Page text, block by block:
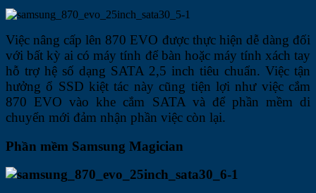
Việc nâng cấp lên 870 EVO được thực hiện dễ dàng đối
với bất kỳ ai có máy tính để bàn hoặc máy tính xách tay
hỗ trợ hệ số dạng SATA 2,5 inch tiêu chuẩn. Việc tận
hưởng ổ SSD kiệt tác này cũng tiện lợi như việc cắm
870 EVO vào khe cắm SATA và để phần mềm di
chuyển mới đảm nhận phần việc còn lại.
Phần mềm Samsung Magician